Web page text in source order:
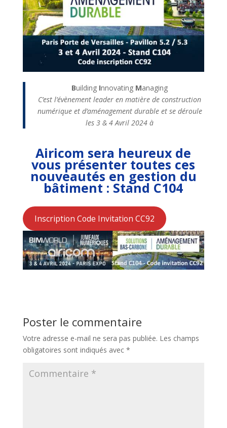
Building Innovating Managing
C’est l’évènement leader en matière de construction
numérique et d’aménagement durable et se déroule
les 3 & 4 Avril 2024 à
Airicom sera heureux de
vous présenter toutes ces
nouveautés en gestion du
bâtiment : Stand C104
Inscription Code Invitation CC92
Poster le commentaire
Votre adresse e-mail ne sera pas publiée. Les champs
obligatoires sont indiqués avec *